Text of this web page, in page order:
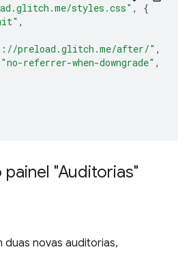
styles.css" ,
{
,
preload.glitch.me/after/" ,
"no-referrer-when-downgrade" ,
"Auditorias"
duas novas auditorias,